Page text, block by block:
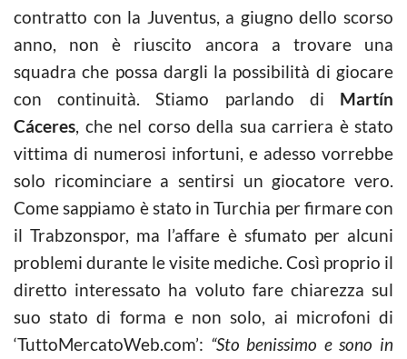
contratto con la Juventus, a giugno dello scorso
anno, non è riuscito ancora a trovare una
squadra che possa dargli la possibilità di giocare
con continuità. Stiamo parlando di Martín
Cáceres, che nel corso della sua carriera è stato
vittima di numerosi infortuni, e adesso vorrebbe
solo ricominciare a sentirsi un giocatore vero.
Come sappiamo è stato in Turchia per firmare con
il Trabzonspor, ma l’affare è sfumato per alcuni
problemi durante le visite mediche. Così proprio il
diretto interessato ha voluto fare chiarezza sul
suo stato di forma e non solo, ai microfoni di
‘TuttoMercatoWeb.com’: “Sto benissimo e sono in